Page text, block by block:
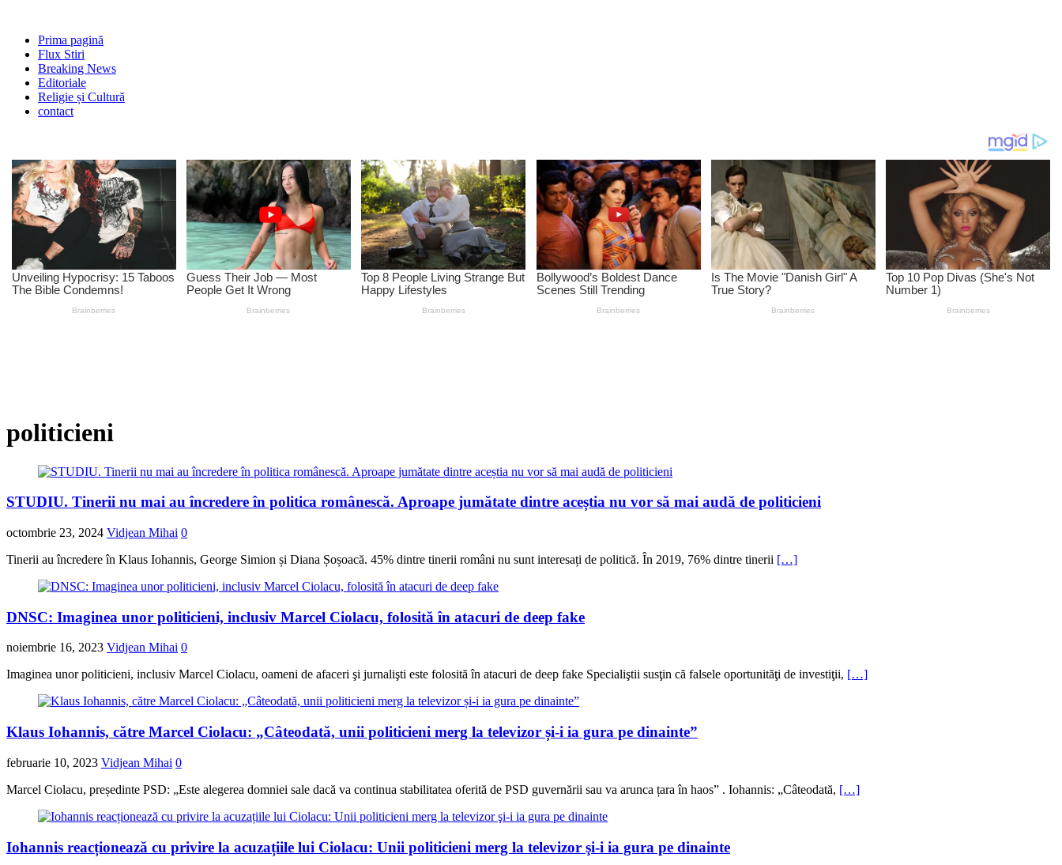
Prima pagină
Flux Stiri
Breaking News
Editoriale
Religie și Cultură
contact
politicieni
STUDIU. Tinerii nu mai au încredere în politica românescă. Aproape jumătate dintre aceștia nu vor să mai audă de politicieni
octombrie 23, 2024 Vidjean Mihai 0
Tinerii au încredere în Klaus Iohannis, George Simion și Diana Șoșoacă. 45% dintre tinerii români nu sunt interesați de politică. În 2019, 76% dintre tinerii […]
DNSC: Imaginea unor politicieni, inclusiv Marcel Ciolacu, folosită în atacuri de deep fake
noiembrie 16, 2023 Vidjean Mihai 0
Imaginea unor politicieni, inclusiv Marcel Ciolacu, oameni de afaceri şi jurnalişti este folosită în atacuri de deep fake Specialiştii susţin că falsele oportunităţi de investiţii, […]
Klaus Iohannis, către Marcel Ciolacu: „Câteodată, unii politicieni merg la televizor și-i ia gura pe dinainte”
februarie 10, 2023 Vidjean Mihai 0
Marcel Ciolacu, președinte PSD: „Este alegerea domniei sale dacă va continua stabilitatea oferită de PSD guvernării sau va arunca țara în haos” . Iohannis: „Câteodată, […]
Iohannis reacționează cu privire la acuzațiile lui Ciolacu: Unii politicieni merg la televizor şi-i ia gura pe dinainte